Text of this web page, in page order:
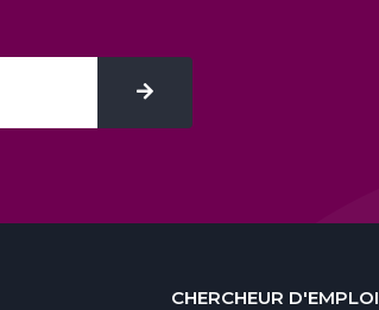
CHERCHEUR D'EMPLOI